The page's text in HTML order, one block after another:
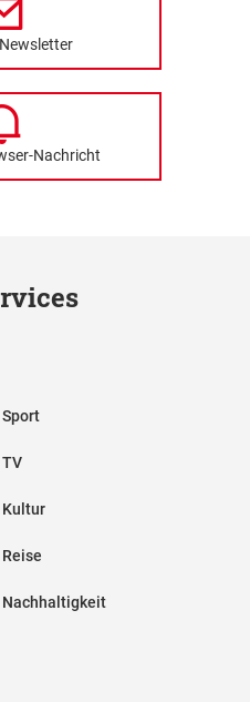
Nachricht
Sport
TV
Kultur
Reise
Nachhaltigkeit